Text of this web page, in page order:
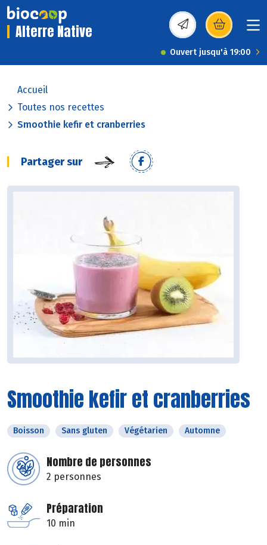
Alterre Native (s’ouvre dans une
Ouvert jusqu'à 19:00
Accueil
Toutes nos recettes
Smoothie kefir et cranberries
Partager sur
Smoothie kefir et cranberries
Boisson Sans gluten Végétarien Automne
Nombre de personnes
2 personnes
Préparation
10 min